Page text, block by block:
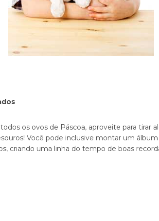
os ovos de Páscoa, aproveite para tirar
Você pode inclusive montar um
criando uma linha do tempo de boas